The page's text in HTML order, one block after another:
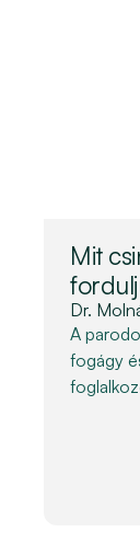
Mit
Dr.
A
fogágy